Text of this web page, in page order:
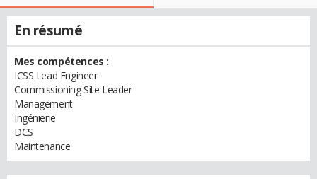
En résumé
Mes compétences :
ICSS Lead Engineer
Commissioning Site Leader
Management
Ingénierie
DCS
Maintenance